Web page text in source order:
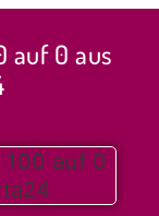
auf 0 aus